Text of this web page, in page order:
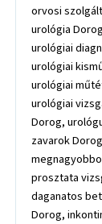
orvosi
urológia
urológiai
urológiai
urológiai
urológiai
Dorog,
zavarok
prosztata
daganatos
Dorog,